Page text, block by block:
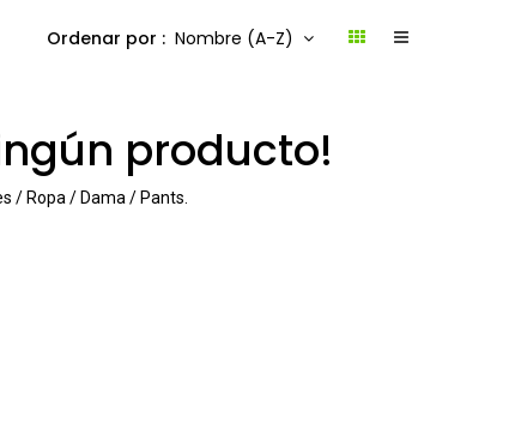
Ordenar por : Nombre (A-Z)
producto!
/ Ropa / Dama / Pants.